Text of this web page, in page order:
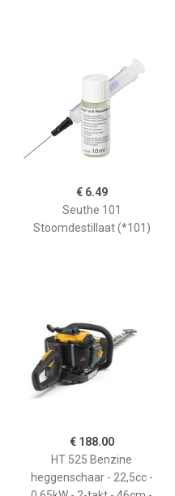
€ 6.49
Seuthe 101
Stoomdestillaat (*101)
€ 188.00
HT 525 Benzine
heggenschaar - 22,5cc -